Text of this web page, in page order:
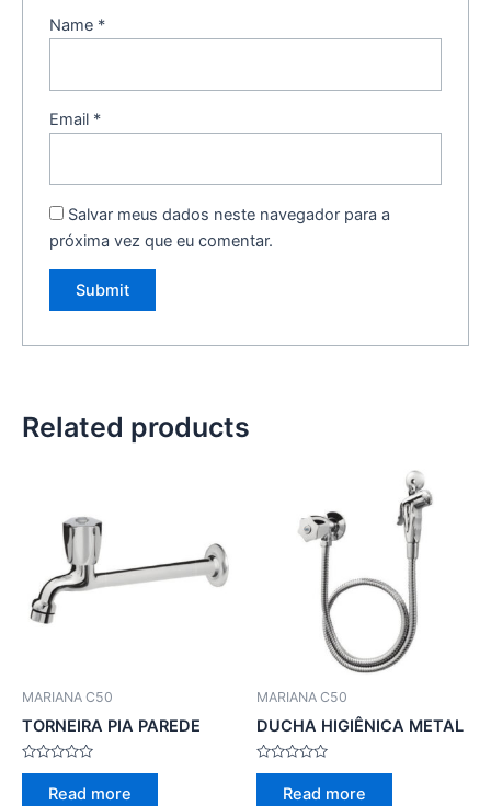
Name *
Email *
Salvar meus dados neste navegador para a
próxima vez que eu comentar.
Related products
MARIANA C50
TORNEIRA PIA PAREDE
Rated
Read more
MARIANA C50
DUCHA HIGIÊNICA METAL
Rated
Read more